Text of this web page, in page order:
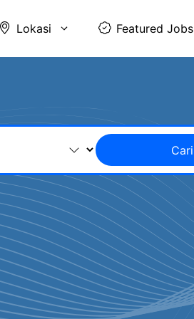
Lokasi Featured Jobs
Cari